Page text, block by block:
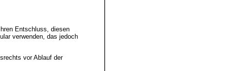
Entschluss, diesen
verwenden, das jedoch
vor Ablauf der